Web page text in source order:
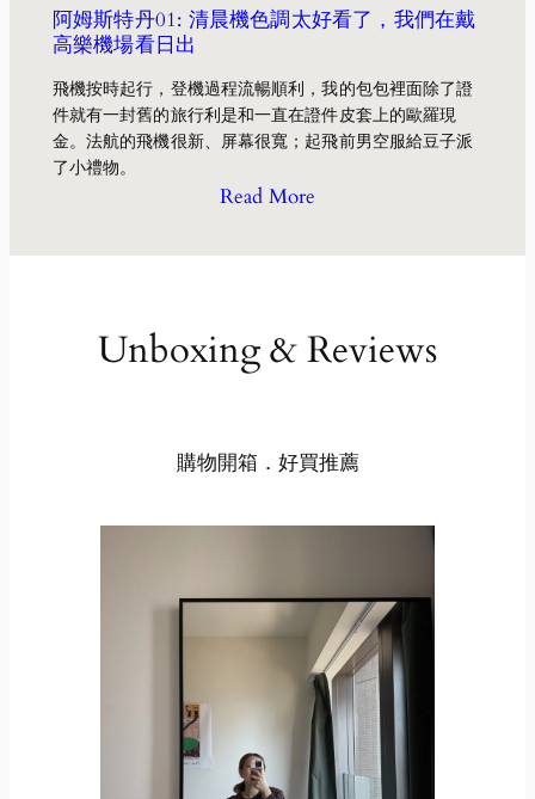
阿姆斯特丹01: 清晨機色調太好看了，我們在戴
高樂機場看日出
飛機按時起行，登機過程流暢順利，我的包包裡面除了證
件就有一封舊的旅行利是和一直在證件皮套上的歐羅現
金。法航的飛機很新、屏幕很寬；起飛前男空服給豆子派
了小禮物。
Read More
Unboxing & Reviews
購物開箱．好買推薦